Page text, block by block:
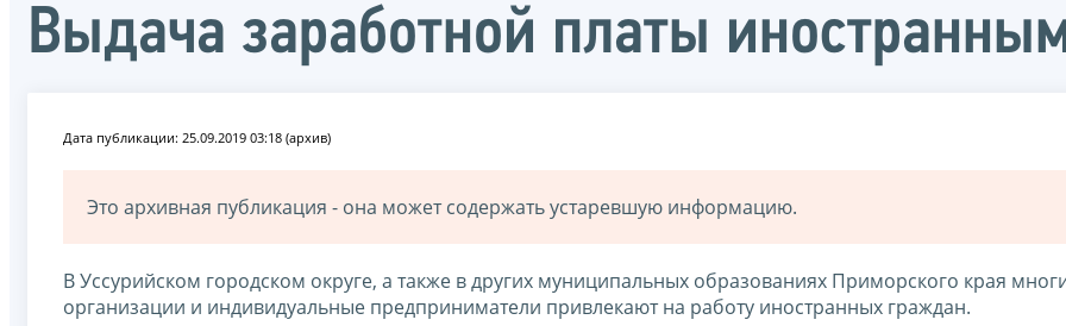
Выдача заработной платы
Дата публикации: 25.09.2019 03:18 (архив)
Это архивная публикация - она может содержать устаревшую информацию.
В Уссурийском городском округе, а также в других муниципальных образованиях Приморского края
организации и индивидуальные предприниматели привлекают на работу иностранных граждан.